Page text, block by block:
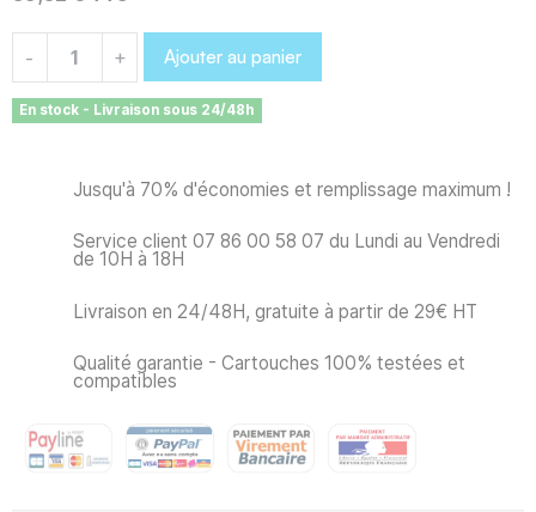
- + Ajouter au panier
En stock - Livraison sous 24/48h
Jusqu'à 70% d'économies et remplissage maximum !
Service client 07 86 00 58 07 du Lundi au Vendredi
de 10H à 18H
Livraison en 24/48H, gratuite à partir de 29€ HT
Qualité garantie - Cartouches 100% testées et
compatibles